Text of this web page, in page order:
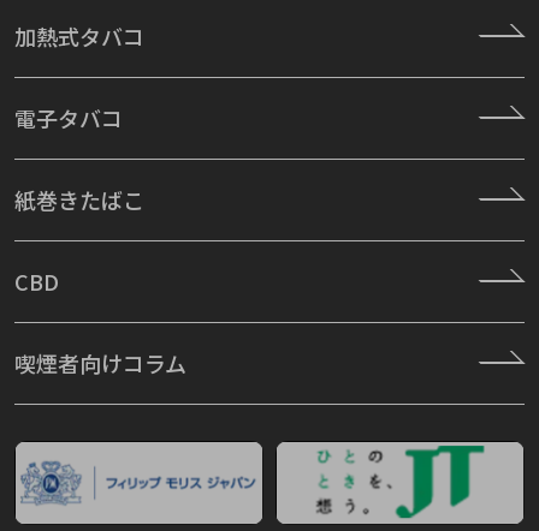
加熱式タバコ
電子タバコ
紙巻きたばこ
CBD
喫煙者向けコラム